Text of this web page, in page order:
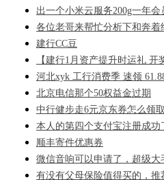
出一个小米云服务200g一年
各位老哥来帮忙分析下和奔
建行CC豆
【建行1月资产提升时运礼 开
河北xyk 工行消费季 速领
北京电信那个50权益金过期
中行健步走6元京东券怎么领
本人的第四个支付宝注册成功
顺丰寄件优惠券
微信音响可以申请了，超级大
有没有父母保险值得买的，推